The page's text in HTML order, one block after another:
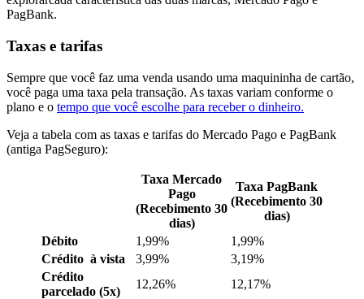
PagBank.
Taxas e tarifas
Sempre que você faz uma venda usando uma maquininha de cartão,
você paga uma taxa pela transação. As taxas variam conforme o
plano e o tempo que você escolhe para receber o dinheiro.
Veja a tabela com as taxas e tarifas do Mercado Pago e PagBank
(antiga PagSeguro):
Taxa Mercado
Pago
(Recebimento 30
dias)
Taxa PagBank
(Recebimento 30
dias)
Débito
1,99%
1,99%
Crédito à vista
3,99%
3,19%
Crédito
parcelado (5x)
12,26%
12,17%